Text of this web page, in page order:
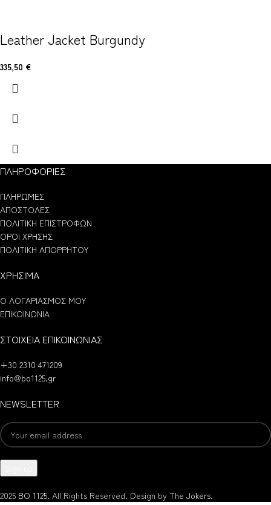
Leather Jacket Burgundy
335,50 €
ΠΛΗΡΟΦΟΡΙΕΣ
ΠΛΗΡΩΜΕΣ
ΑΠΟΣΤΟΛΕΣ
ΠΟΛΙΤΙΚΗ ΕΠΙΣΤΡΟΦΩΝ
ΟΡΟΙ ΧΡΗΣΗΣ
ΠΟΛΙΤΙΚΗ ΑΠΟΡΡΗΤΟΥ
ΧΡΗΣΙΜΑ
Ο ΛΟΓΑΡΙΑΣΜΟΣ ΜΟΥ
ΕΠΙΚΟΙΝΩΝΙΑ
ΣΤΟΙΧΕΙΑ ΕΠΙΚΟΙΝΩΝΙΑΣ
+30 2310 471209
info@bo1125.gr
NEWSLETTER
2025 BO 1125. All Rights Reserved. Design by The Jokers.